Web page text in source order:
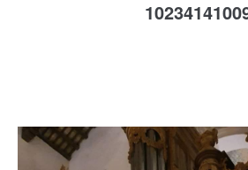
Codice Fiscale: